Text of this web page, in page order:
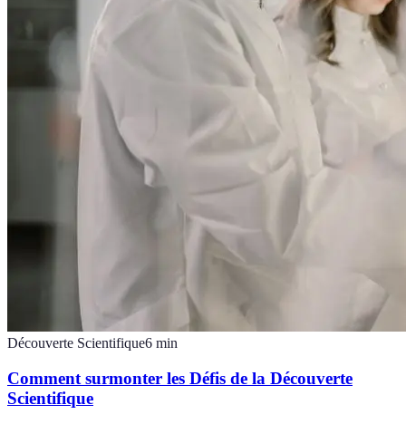
Découverte Scientifique6 min
Comment surmonter les Défis de la Découverte
Scientifique